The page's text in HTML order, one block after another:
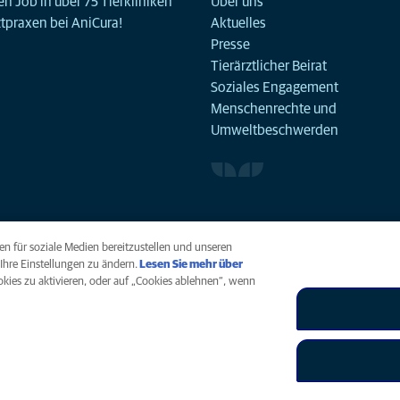
bei AniCura!
Aktuelles
Presse
Tierärztlicher Beirat
Soziales Engagement
Menschenrechte und
Umweltbeschwerden
AniCura
für soziale Medien bereitzustellen und unseren
Einstellungen zu ändern. Lesen Sie mehr über
zu aktivieren, oder auf „Cookies ablehnen“, wenn